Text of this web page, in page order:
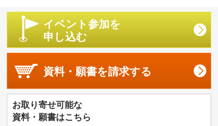
イベント参加を
申し込む
資料・願書を請求する
お取り寄せ可能な
資料・願書はこちら